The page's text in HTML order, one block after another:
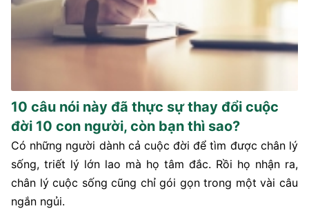
10 câu nói này đã thực sự thay đổi cuộc
đời 10 con người, còn bạn thì sao?
Có những người dành cả cuộc đời để tìm được chân lý
sống, triết lý lớn lao mà họ tâm đắc. Rồi họ nhận ra,
chân lý cuộc sống cũng chỉ gói gọn trong một vài câu
ngắn ngủi.